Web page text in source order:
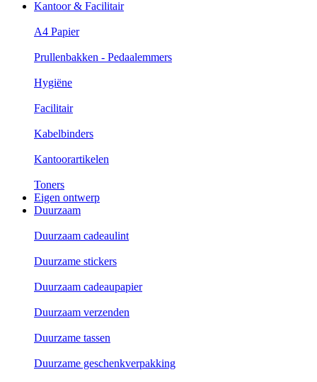
Kantoor & Facilitair
A4 Papier
Prullenbakken - Pedaalemmers
Hygiëne
Facilitair
Kabelbinders
Kantoorartikelen
Toners
Eigen ontwerp
Duurzaam
Duurzaam cadeaulint
Duurzame stickers
Duurzaam cadeaupapier
Duurzaam verzenden
Duurzame tassen
Duurzame geschenkverpakking